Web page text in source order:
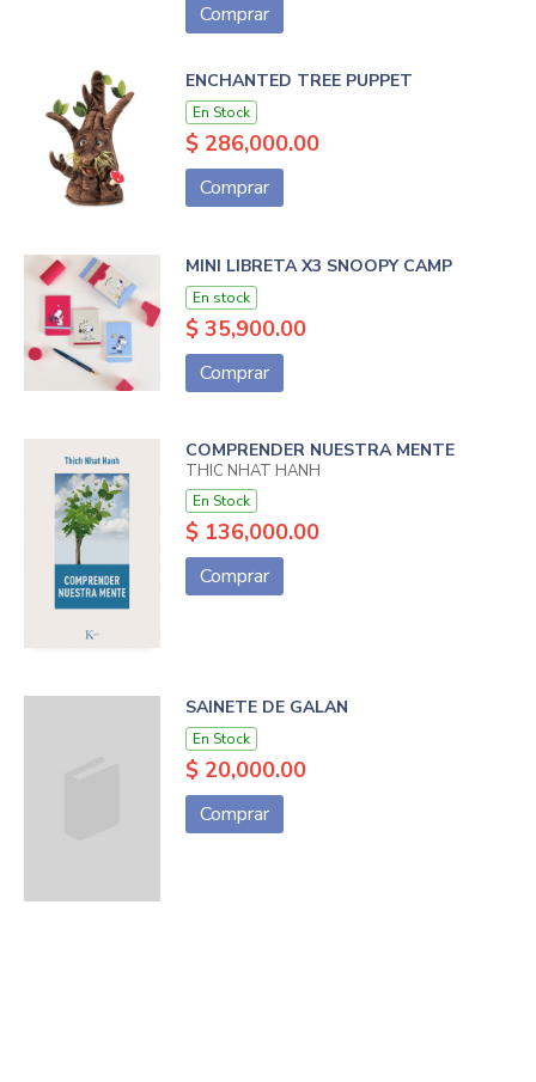
Comprar
ENCHANTED TREE PUPPET
En Stock
$ 286,000.00
Comprar
MINI LIBRETA X3 SNOOPY CAMP
En stock
$ 35,900.00
Comprar
COMPRENDER NUESTRA MENTE
THIC NHAT HANH
En Stock
$ 136,000.00
Comprar
SAINETE DE GALAN
En Stock
$ 20,000.00
Comprar